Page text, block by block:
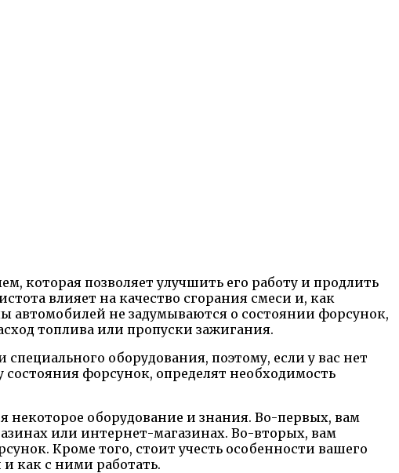
которая позволяет улучшить его работу и продлить
влияет на качество сгорания смеси и, как
автомобилей не задумываются о состоянии форсунок,
топлива или пропуски зажигания.
оборудования, поэтому, если у вас нет
форсунок, определят необходимость
оборудование и знания. Во-первых, вам
или интернет-магазинах. Во-вторых, вам
Кроме того, стоит учесть особенности вашего
как с ними работать.